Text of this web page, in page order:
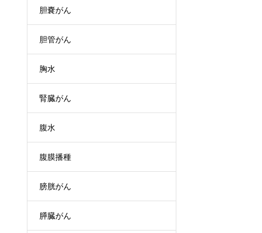
胆嚢がん
胆管がん
胸水
腎臓がん
腹水
腹膜播種
膀胱がん
膵臓がん